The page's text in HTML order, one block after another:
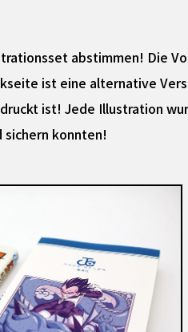
abstimmen! Die
ist eine alternative
ist! Jede Illustration
sichern konnten!